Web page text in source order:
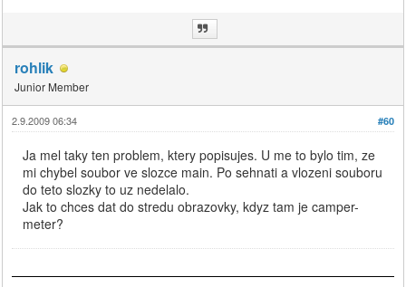
rohlik
Junior Member
#60
2.9.2009 06:34
Ja mel taky ten problem, ktery popisujes. U me to bylo tim, ze
mi chybel soubor ve slozce main. Po sehnati a vlozeni souboru
do teto slozky to uz nedelalo.
Jak to chces dat do stredu obrazovky, kdyz tam je camper-
meter?